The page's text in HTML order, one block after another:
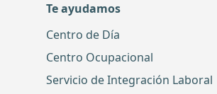
Te ayudamos
Centro de Día
Centro Ocupacional
Servicio de Integración Laboral